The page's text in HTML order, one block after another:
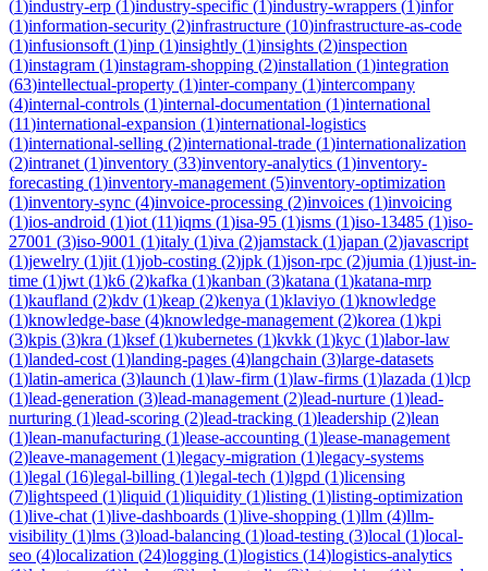
(1)industry-erp (1)industry-specific (1)industry-wrappers (1)infor
(1)information-security (2)infrastructure (10)infrastructure-as-code
(1)infusionsoft (1)inp (1)insightly (1)insights (2)inspection
(1)instagram (1)instagram-shopping (2)installation (1)integration
(63)intellectual-property (1)inter-company (1)intercompany
(4)internal-controls (1)internal-documentation (1)international
(11)international-expansion (1)international-logistics
(1)international-selling (2)international-trade (1)internationalization
(2)intranet (1)inventory (33)inventory-analytics (1)inventory-
forecasting (1)inventory-management (5)inventory-optimization
(1)inventory-sync (4)invoice-processing (2)invoices (1)invoicing
(1)ios-android (1)iot (11)iqms (1)isa-95 (1)isms (1)iso-13485 (1)iso-
27001 (3)iso-9001 (1)italy (1)iva (2)jamstack (1)japan (2)javascript
(1)jewelry (1)jit (1)job-costing (2)jpk (1)json-rpc (2)jumia (1)just-in-
time (1)jwt (1)k6 (2)kafka (1)kanban (3)katana (1)katana-mrp
(1)kaufland (2)kdv (1)keap (2)kenya (1)klaviyo (1)knowledge
(1)knowledge-base (4)knowledge-management (2)korea (1)kpi
(3)kpis (3)kra (1)ksef(1)kubernetes (1)kvkk (1)kyc (1)labor-law
(1)landed-cost (1)landing-pages (4)langchain (3)large-datasets
(1)latin-america (3)launch (1)law-firm (1)law-firms (1)lazada (1)lcp
(1)lead-generation (3)lead-management (2)lead-nurture (1)lead-
nurturing (1)lead-scoring (2)lead-tracking (1)leadership (2)lean
(1)lean-manufacturing (1)lease-accounting (1)lease-management
(2)leave-management (1)legacy-migration (1)legacy-systems
(1)legal (16)legal-billing (1)legal-tech (1)lgpd (1)licensing
(7)lightspeed (1)liquid (1)liquidity (1)listing (1)listing-optimization
(1)live-chat (1)live-dashboards (1)live-shopping (1)llm (4)llm-
visibility (1)lms (3)load-balancing (1)load-testing (3)local (1)local-
seo (4)localization (24)logging (1)logistics (14)logistics-analytics